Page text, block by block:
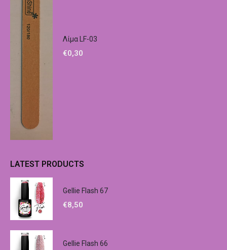
Λίμα LF-03
€0,30
LATEST PRODUCTS
Gellie Flash 67
€8,50
Gellie Flash 66